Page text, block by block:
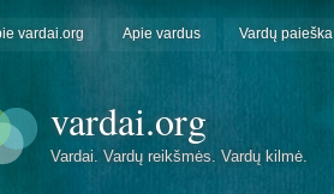
vardai.org Apie vardus Vardų paieška
vardai.org
Vardai. Vardų reikšmės. Vardų kilmė.